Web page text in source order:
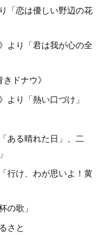
「恋は優しい野辺の花
より「君は我が心の全
ドナウ》
り「熱い口づけ」
ある晴れた日」、二
行け、わが思いよ！黄
の歌」
さと